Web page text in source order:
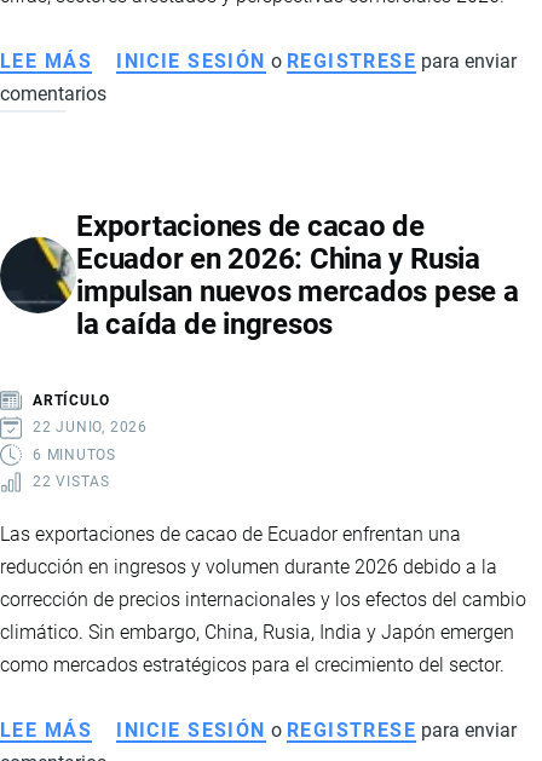
LEE MÁS SOBRE
IMPACTO
ARANCELES
ENTRE
ECUADOR,
COLOMBIA
UNIDOS
INICIE SESIÓN o REGISTRESE para enviar
comentarios
Exportaciones de cacao de
Ecuador en 2026: China y Rusia
impulsan nuevos mercados pese a
la caída de ingresos
ARTÍCULO
22 JUNIO, 2026
6 MINUTOS
22 VISTAS
Las exportaciones de cacao de Ecuador enfrentan una
reducción en ingresos y volumen durante 2026 debido a la
corrección de precios internacionales y los efectos del cambio
climático. Sin embargo, China, Rusia, India y Japón emergen
como mercados estratégicos para el crecimiento del sector.
LEE MÁS SOBRE
INICIE SESIÓN o REGISTRESE para enviar